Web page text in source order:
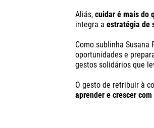
Aliás,cuidar é mais do
integra aestratégia de
Como sublinha
oportunidades e
gestos solidários que
O gesto de retribuir à
aprender e crescer